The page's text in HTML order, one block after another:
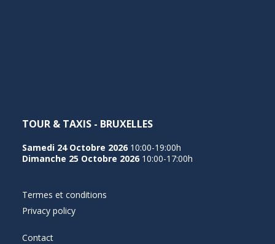
TOUR & TAXIS - BRUXELLES
Samedi 24 Octobre 2026 10:00-19:00h
Dimanche 25 Octobre 2026 10:00-17:00h
Termes et conditions
Privacy policy
Contact